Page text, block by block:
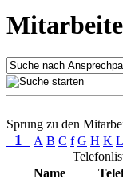
Sprung zu den
1 A B C f G H K L
Name